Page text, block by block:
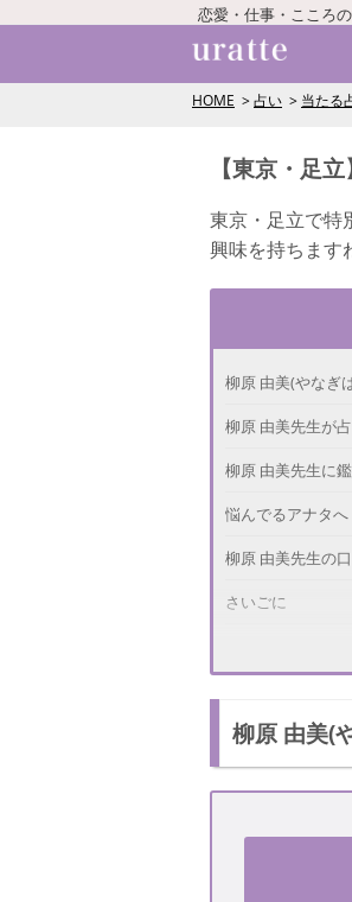
恋愛・仕事・こころ
HOME 占い 当たる
【東京・足
東京・足立で特
興味を持ちます
柳原 由美(やなぎ
柳原 由美先生が
柳原 由美先生に
悩んでるアナタへ
柳原 由美先生の
さいごに
柳原 由美(